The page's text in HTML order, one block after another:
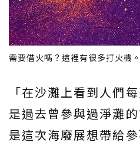
需要借火嗎？這裡有很多打火機
「在沙灘上看到人們
是過去曾參與過淨灘
是這次海廢展想帶給